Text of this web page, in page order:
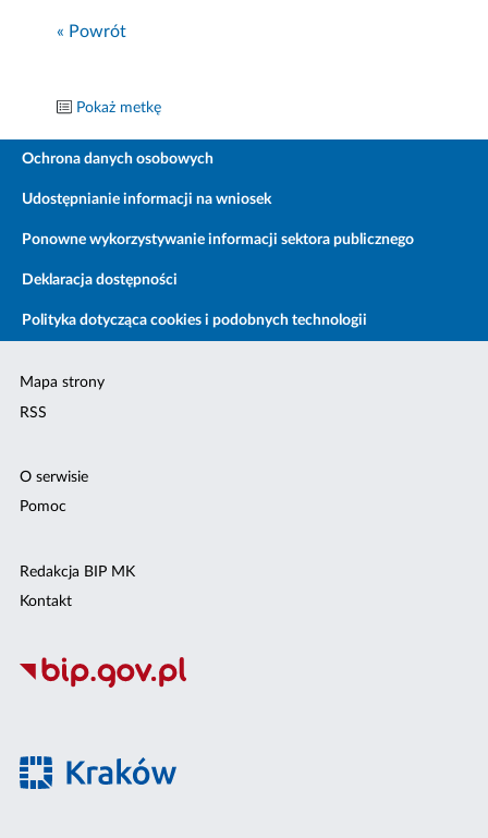
« Powrót
Pokaż metkę
Ochrona danych osobowych
Udostępnianie informacji na wniosek
Ponowne wykorzystywanie informacji sektora publicznego
Deklaracja dostępności
Polityka dotycząca cookies i podobnych technologii
Mapa strony
RSS
O serwisie
Pomoc
Redakcja BIP MK
Kontakt